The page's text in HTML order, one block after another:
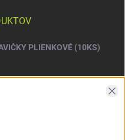
PLIENKOVÉ (10KS)